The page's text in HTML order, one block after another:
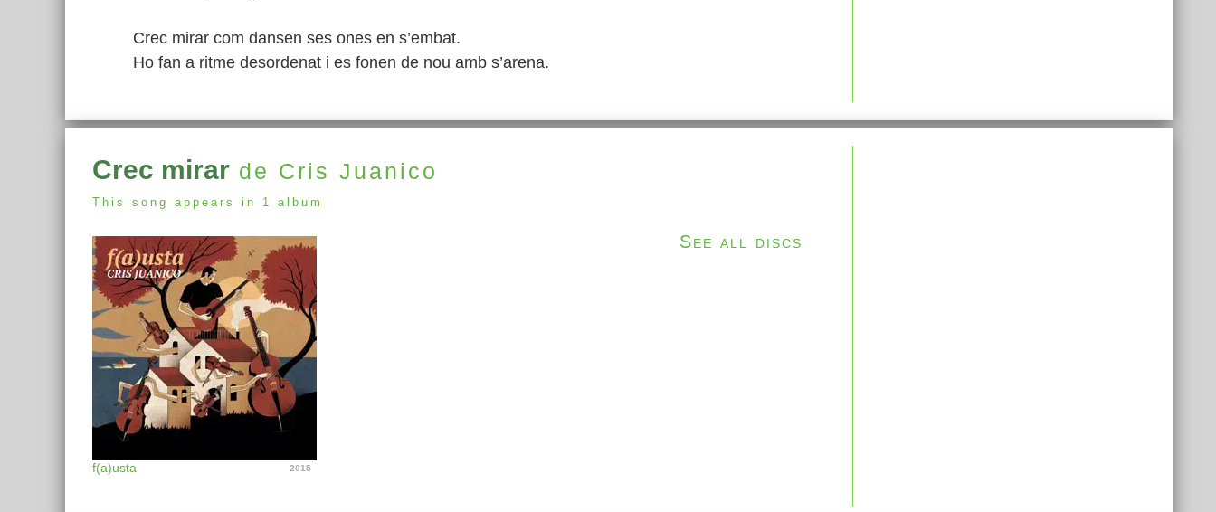
Crec mirar com dansen ses ones en s’embat.
Ho fan a ritme desordenat i es fonen de nou amb s’arena.
Crec mirar de Cris Juanico
This song appears in 1 album
f(a)usta 2015
See all discs